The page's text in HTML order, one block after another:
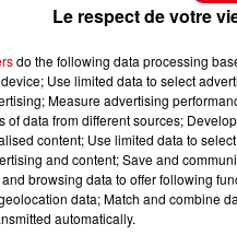
clubs duTop 14ou de
au 28 octobre
, la bière avait coulé à
décidé autrement,
bière
Le respect de votre
do the following data processing
Use limited data to select
Measure advertising
of data from different sources;
content; Use limited data to
and content; Save and
browsing data to offer following
data; Match and combine
automatically.